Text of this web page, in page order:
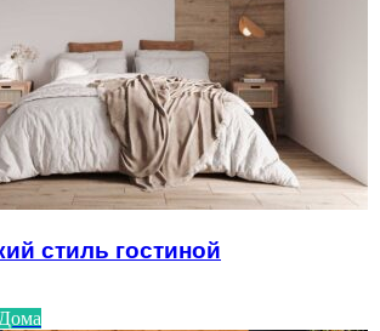
стиль гостиной